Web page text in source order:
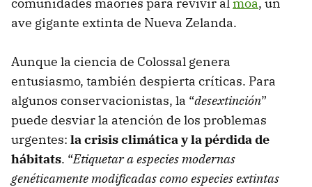
ave gigante extinta de Nueva Zelanda.
Aunque la ciencia de Colossal genera
entusiasmo, también despierta críticas. Para
algunos conservacionistas, la “desextinción”
puede desviar la atención de los problemas
urgentes: la crisis climática y la pérdida de
hábitats. “Etiquetar a especies modernas
genéticamente modificadas como especies extintas